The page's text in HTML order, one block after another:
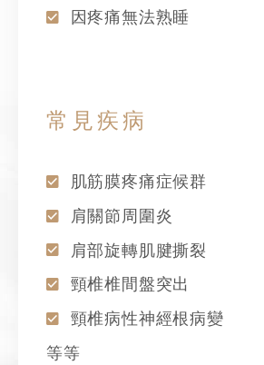
因疼痛無法熟睡
常見疾病
肌筋膜疼痛症候群
肩關節周圍炎
肩部旋轉肌腱撕裂
頸椎椎間盤突出
頸椎病性神經根病變
等等